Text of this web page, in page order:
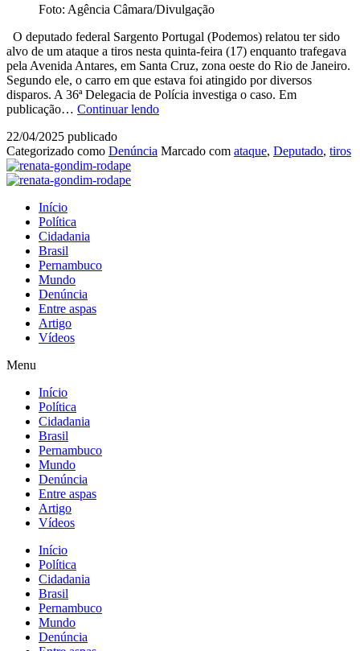
Foto: Agência Câmara/Divulgação
O deputado federal Sargento Portugal (Podemos) relatou ter sido
alvo de um ataque a tiros nesta quinta-feira (17) enquanto trafegava
pela Avenida Antares, em Santa Cruz, zona oeste do Rio de Janeiro.
Segundo ele, o carro em que estava foi atingido por diversos
disparos. A 36ª Delegacia de Polícia investiga o caso. Em
publicação… Continuar lendoDeputado
diz
22/04/2025 publicado
Categorizado como Denúncia Marcado com ataque, Deputado, tiros
Início
Política
Cidadania
Brasil
Pernambuco
Mundo
Denúncia
Entre aspas
Artigo
Vídeos
Menu
Início
Política
Cidadania
Brasil
Pernambuco
Mundo
Denúncia
Entre aspas
Artigo
Vídeos
Início
Política
Cidadania
Brasil
Pernambuco
Mundo
Denúncia